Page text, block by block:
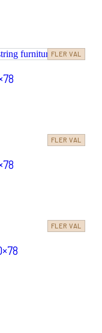
FLER VAL
FLER VAL
FLER VAL